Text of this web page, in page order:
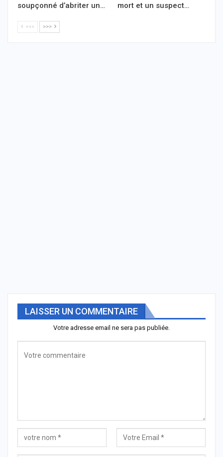
soupçonné d’abriter un…
mort et un suspect…
<<< >>>
LAISSER UN COMMENTAIRE
Votre adresse email ne sera pas publiée.